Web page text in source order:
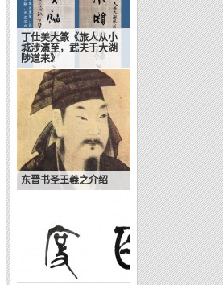
丁仕美大篆《旅人从小
城涉瀗至，武夫于大湖
陟道来》
东晋书圣王羲之介绍